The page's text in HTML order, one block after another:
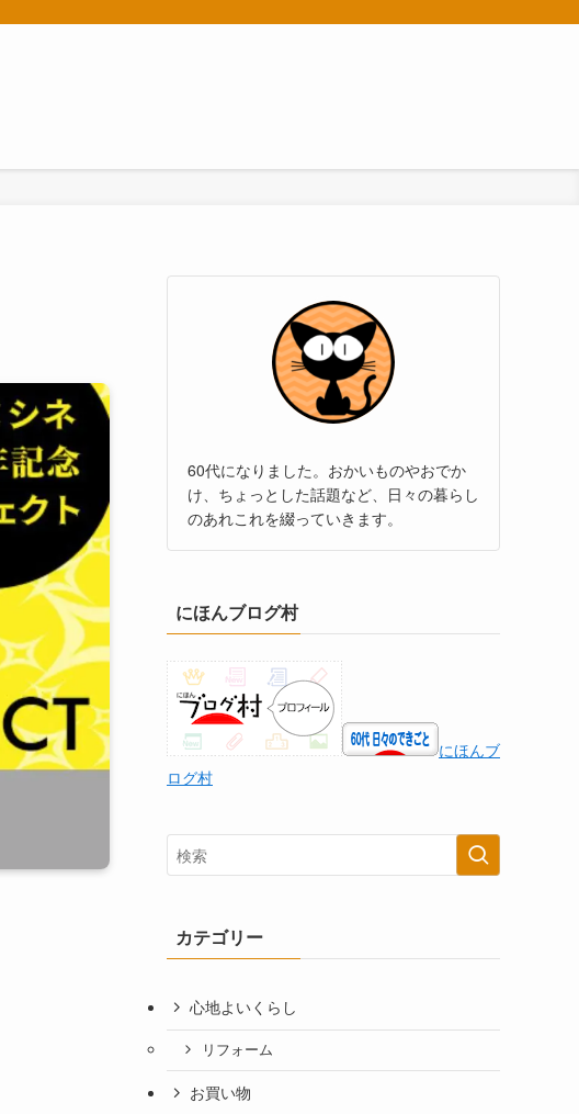
60代になりました。おかいものやおでか
け、ちょっとした話題など、日々の暮らし
のあれこれを綴っていきます。
にほんブログ村
にほんブ
ログ村
カテゴリー
心地よいくらし
リフォーム
お買い物